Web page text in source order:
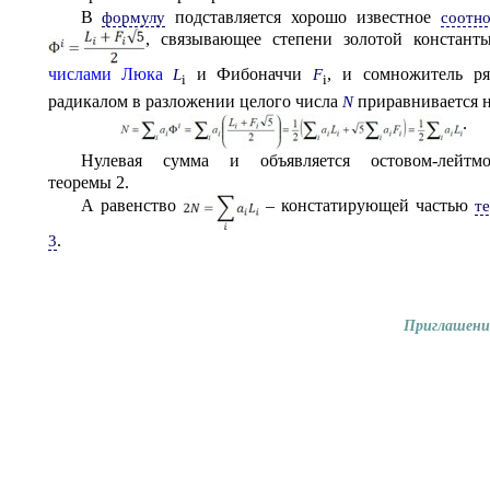
В формулу подставляется хорошо известное
, связывающее степени золотой
числами Люка
Li и Фибоначчи Fi, и сомножитель
радикалом в разложении целого числа Nприравнивается
.
Нулевая сумма и объявляется остовом-
теоремы 2.
А равенство
– констатирующей частью
3.